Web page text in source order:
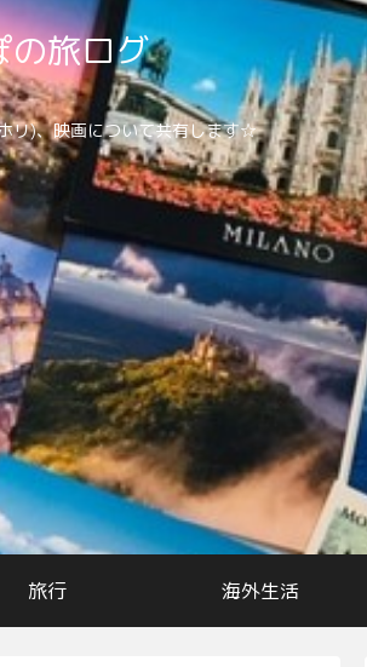
の旅ログ
リ)、映画について共有します☆
旅行 海外生活